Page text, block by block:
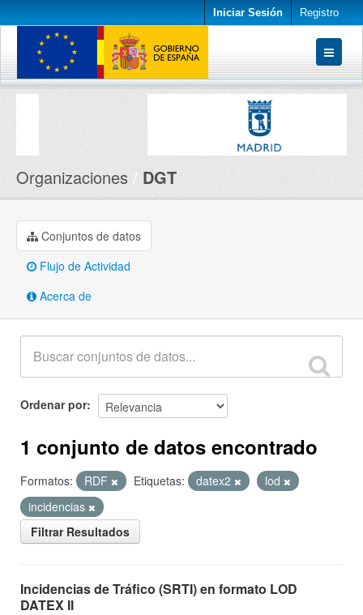
Iniciar Sesión Registro
Conjuntos de datos
Organizaciones DGT
Conjuntos de datos
Flujo de Actividad
Acerca de
Ordenar por
1 conjunto de datos encontrado
Formatos: RDF Etiquetas: datex2
lod
incidencias
Filtrar Resultados
Incidencias de Tráfico (SRTI) en formato LOD
DATEX II